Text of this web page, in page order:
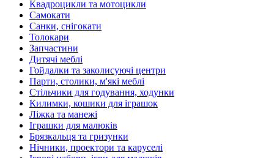
Квадроцикли та мотоцикли
Самокати
Санки, снігокати
Толокари
Запчастини
Дитячі меблі
Гойдалки та заколисуючі центри
Парти, столики, м'які меблі
Стільчики для годування, ходунки
Килимки, кошики для іграшок
Ліжка та манежі
Іграшки для малюків
Брязкальця та гризунки
Нічники, проектори та каруселі